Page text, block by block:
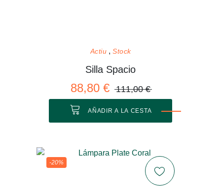
Actiu Stock
Silla Spacio
88,80 € 111,00 €
AÑADIR A LA CESTA
-20%